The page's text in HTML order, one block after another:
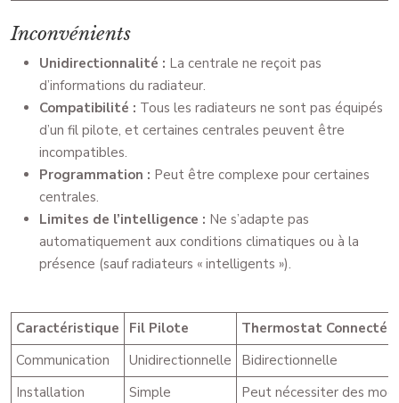
Inconvénients
Unidirectionnalité : La centrale ne reçoit pas
d’informations du radiateur.
Compatibilité : Tous les radiateurs ne sont pas équipés
d’un fil pilote, et certaines centrales peuvent être
incompatibles.
Programmation : Peut être complexe pour certaines
centrales.
Limites de l’intelligence : Ne s’adapte pas
automatiquement aux conditions climatiques ou à la
présence (sauf radiateurs « intelligents »).
Caractéristique Fil Pilote
Thermostat Connecté
Communication
Unidirectionnelle
Bidirectionnelle
Installation
Simple
Peut nécessiter des